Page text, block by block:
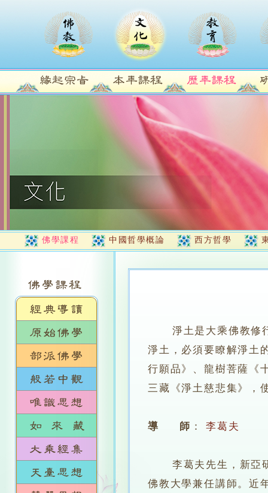
佛學課程 中國哲學概論 西方哲學
淨土是大乘佛教修
淨土，必須要瞭解淨土
行願品》、龍樹菩薩《
三藏《淨土慈悲集》，
導 師 ： 李葛夫
李葛夫先生，新亞研
佛教大學兼任講師。近